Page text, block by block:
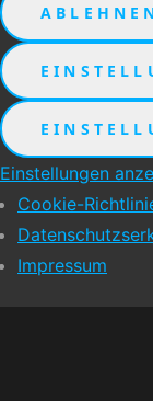
Einstellungen
Cookie-
Impressum